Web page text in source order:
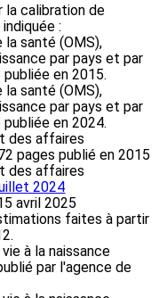
la calibration de
:
la santé (OMS),
par pays et par
en 2015.
la santé (OMS),
par pays et par
en 2024.
des affaires
pages publié en 2015
des affaires
2024
avril 2025
faites à partir
à la naissance
par l'agence de